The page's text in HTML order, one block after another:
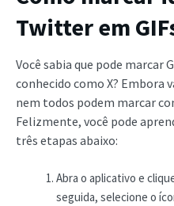
Twitter em
Você sabia que pode marcar
conhecido como X? Embora
nem todos podem marcar
Felizmente, você pode
três etapas abaixo:
Abra o aplicativo e
seguida, selecione o